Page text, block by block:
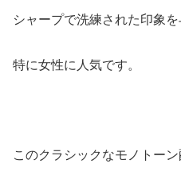
シャープで洗練された印象を
特に女性に人気です。
このクラシックなモノトーン